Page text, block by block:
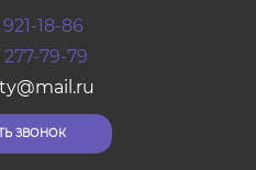
921-18-86
277-79-79
ЗВОНОК